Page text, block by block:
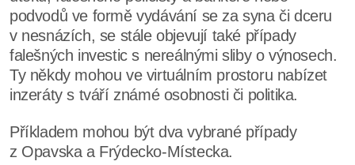
podvodů ve formě vydávání se za syna či dceru
v nesnázích, se stále objevují také případy
falešných investic s nereálnými sliby o výnosech.
Ty někdy mohou ve virtuálním prostoru nabízet
inzeráty s tváří známé osobnosti či politika.
Příkladem mohou být dva vybrané případy
z Opavska a Frýdecko-Místecka.